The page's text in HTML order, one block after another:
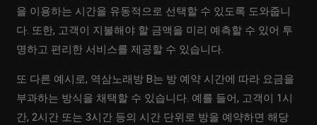
을 이용하는 시간을 유동적으로 선택할 수 있도록 도와줍니
다. 또한, 고객이 지불해야 할 금액을 미리 예측할 수 있어 투
명하고 편리한 서비스를 제공할 수 있습니다.
또 다른 예시로, 역삼노래방 B는 방 예약 시간에 따라 요금을
부과하는 방식을 채택할 수 있습니다. 예를 들어, 고객이 1시
간, 2시간 또는 3시간 등의 시간 단위로 방을 예약하면 해당